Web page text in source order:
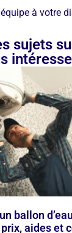
équipe à votre
sujets
ballon
aides et